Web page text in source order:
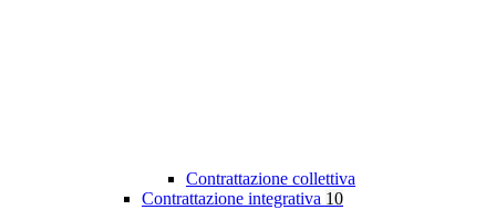
Contrattazione collettiva
Contrattazione integrativa 10